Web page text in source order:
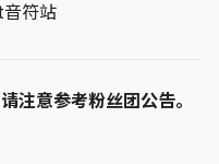
符站
注意参考粉丝团公告。